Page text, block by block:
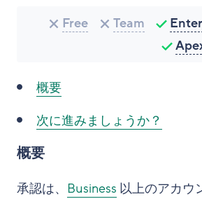
Free Team
概要
次に進みましょうか？
概要
承認は、 Business 以上のアカウ